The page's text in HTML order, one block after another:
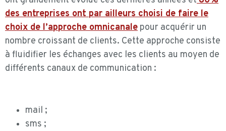
des entreprises ont par ailleurs choisi de faire le
choix de l’approche omnicanale pour acquérir un
nombre croissant de clients. Cette approche consiste
à fluidifier les échanges avec les clients au moyen de
différents canaux de communication :
mail ;
sms ;